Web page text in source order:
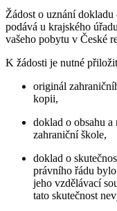
Žádost o uznání
podává u krajského
vašeho pobytu v České
K žádosti je nutné
originál
kopii,
doklad o obsahu a
zahraniční škole,
doklad o
právního řádu
jeho vzdělávací
tato skutečnost